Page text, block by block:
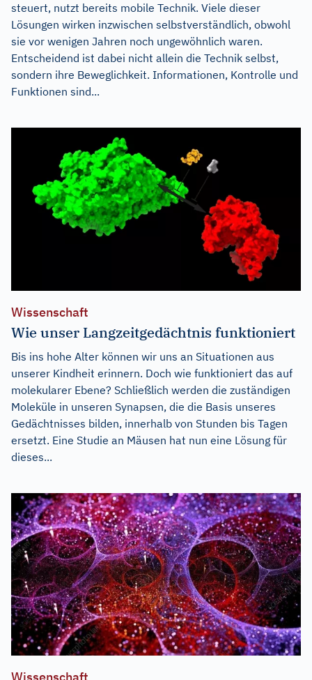
steuert, nutzt bereits mobile Technik. Viele dieser
Lösungen wirken inzwischen selbstverständlich, obwohl
sie vor wenigen Jahren noch ungewöhnlich waren.
Entscheidend ist dabei nicht allein die Technik selbst,
sondern ihre Beweglichkeit. Informationen, Kontrolle und
Funktionen sind...
Wissenschaft
Wie unser Langzeitgedächtnis funktioniert
Bis ins hohe Alter können wir uns an Situationen aus
unserer Kindheit erinnern. Doch wie funktioniert das auf
molekularer Ebene? Schließlich werden die zuständigen
Moleküle in unseren Synapsen, die die Basis unseres
Gedächtnisses bilden, innerhalb von Stunden bis Tagen
ersetzt. Eine Studie an Mäusen hat nun eine Lösung für
dieses...